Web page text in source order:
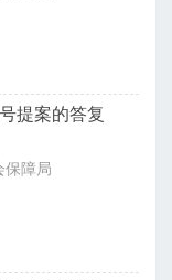
提案的答复
保障局